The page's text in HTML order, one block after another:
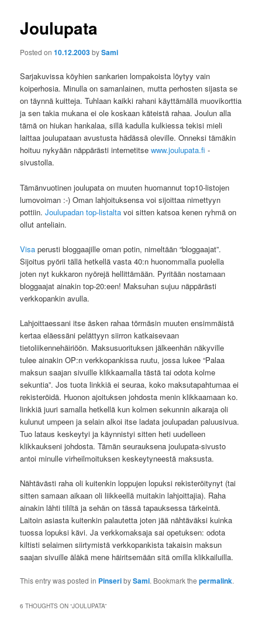
Joulupata
Posted on10.12.2003bySami
Sarjakuvissa köyhien sankarien lompakoista löytyy vain
koiperhosia. Minulla on samanlainen, mutta perhosten sijasta se
on täynnä kuitteja. Tuhlaan kaikki rahani käyttämällä muovikorttia
ja sen takia mukana ei ole koskaan käteistä rahaa. Joulun alla
tämä on hiukan hankalaa, sillä kadulla kulkiessa tekisi mieli
laittaa joulupataan avustusta hädässä oleville. Onneksi tämäkin
hoituu nykyään näppärästi internetitsewww.joulupata.fi -
sivustolla.
Tämänvuotinen joulupata on muuten huomannut top10-listojen
lumovoiman :-) Oman lahjoituksensa voi sijoittaa nimettyyn
pottiin.Joulupadan top-listalta voi sitten katsoa kenen ryhmä on
ollut anteliain.
Visa perusti bloggaajille oman potin, nimeltään “bloggaajat”.
Sijoitus pyörii tällä hetkellä vasta 40:n huonommalla puolella
joten nyt kukkaron nyörejä hellittämään. Pyritään nostamaan
bloggaajat ainakin top-20:een! Maksuhan sujuu näppärästi
verkkopankin avulla.
Lahjoittaessani itse äsken rahaa törmäsin muuten ensimmäistä
kertaa eläessäni pelättyyn siirron katkaisevaan
tietoliikennehäiriöön. Maksusuorituksen jälkeenhän näkyville
tulee ainakin OP:n verkkopankissa ruutu, jossa lukee “Palaa
maksun saajan sivuille klikkaamalla tästä tai odota kolme
sekuntia”. Jos tuota linkkiä ei seuraa, koko maksutapahtumaa ei
rekisteröidä. Huonon ajoituksen johdosta menin klikkaamaan ko.
linkkiä juuri samalla hetkellä kun kolmen sekunnin aikaraja oli
kulunut umpeen ja selain alkoi itse ladata joulupadan paluusivua.
Tuo lataus keskeytyi ja käynnistyi sitten heti uudelleen
klikkaukseni johdosta. Tämän seurauksena joulupata-sivusto
antoi minulle virheilmoituksen keskeytyneestä maksusta.
Nähtävästi raha oli kuitenkin loppujen lopuksi rekisteröitynyt (tai
sitten samaan aikaan oli liikkeellä muitakin lahjoittajia). Raha
ainakin lähti tililtä ja sehän on tässä tapauksessa tärkeintä.
Laitoin asiasta kuitenkin palautetta joten jää nähtäväksi kuinka
tuossa lopuksi kävi. Ja verkkomaksaja sai opetuksen: odota
kiltisti selaimen siirtymistä verkkopankista takaisin maksun
saajan sivuille äläkä mene häiritsemään sitä omilla klikkailuilla.
This entry was posted in PinseribySami. Bookmark thepermalink.
6 THOUGHTS ON “JOULUPATA”